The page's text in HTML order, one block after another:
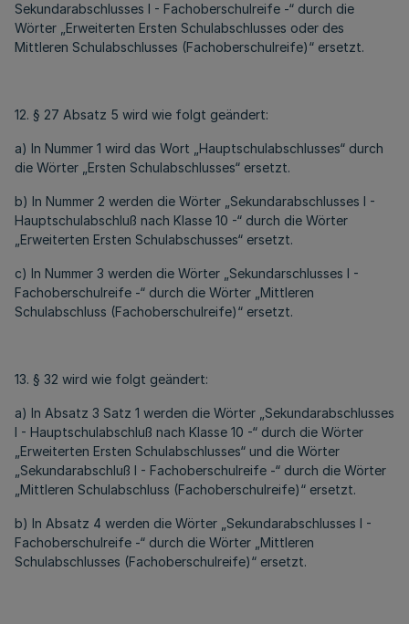
Sekundarabschlusses I - Fachoberschulreife -“ durch die
Wörter „Erweiterten Ersten Schulabschlusses oder des
Mittleren Schulabschlusses (Fachoberschulreife)“ ersetzt.
12. § 27 Absatz 5 wird wie folgt geändert:
a) In Nummer 1 wird das Wort „Hauptschulabschlusses“ durch
die Wörter „Ersten Schulabschlusses“ ersetzt.
b) In Nummer 2 werden die Wörter „Sekundarabschlusses I -
Hauptschulabschluß nach Klasse 10 -“ durch die Wörter
„Erweiterten Ersten Schulabschusses“ ersetzt.
c) In Nummer 3 werden die Wörter „Sekundarschlusses I -
Fachoberschulreife -“ durch die Wörter „Mittleren
Schulabschluss (Fachoberschulreife)“ ersetzt.
13. § 32 wird wie folgt geändert:
a) In Absatz 3 Satz 1 werden die Wörter „Sekundarabschlusses
I - Hauptschulabschluß nach Klasse 10 -“ durch die Wörter
„Erweiterten Ersten Schulabschlusses“ und die Wörter
„Sekundarabschluß I - Fachoberschulreife -“ durch die Wörter
„Mittleren Schulabschluss (Fachoberschulreife)“ ersetzt.
b) In Absatz 4 werden die Wörter „Sekundarabschlusses I -
Fachoberschulreife -“ durch die Wörter „Mittleren
Schulabschlusses (Fachoberschulreife)“ ersetzt.